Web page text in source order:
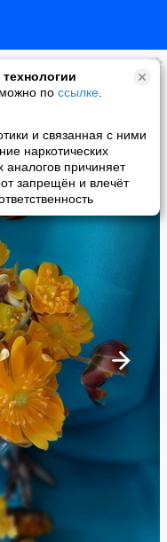
по ссылке
и связанная с ними
наркотических
аналогов причиняет
запрещён и влечёт